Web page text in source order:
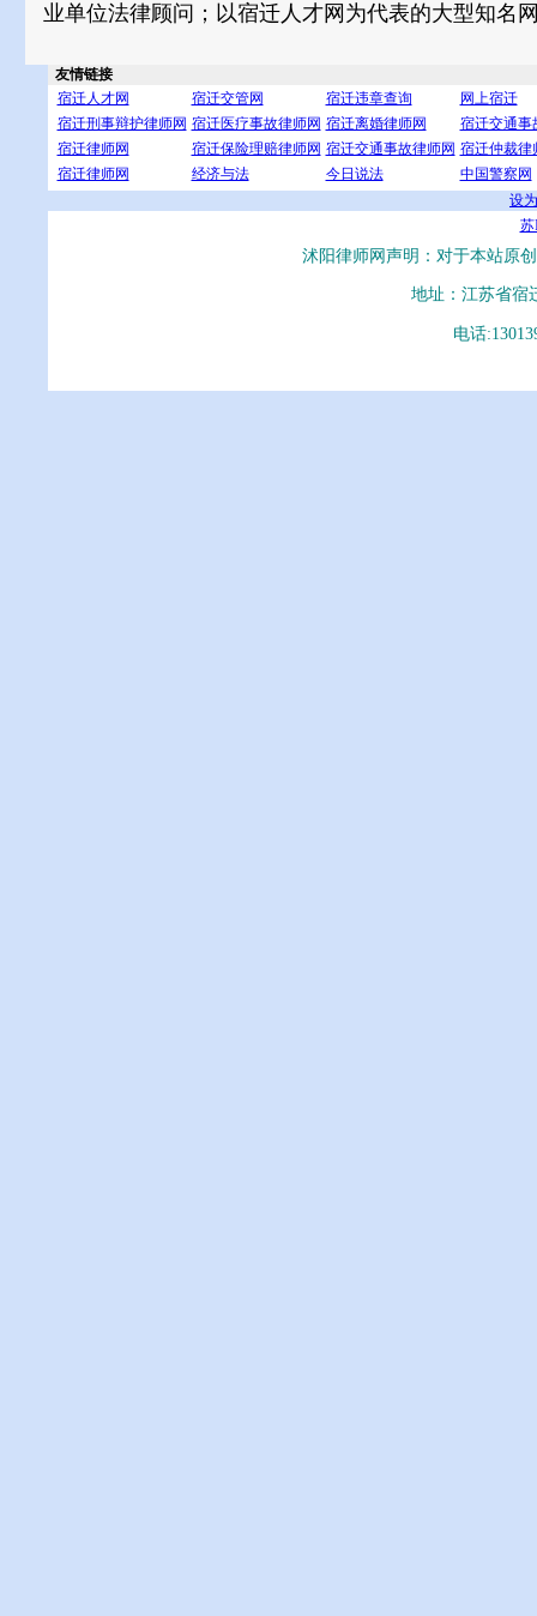
业单位法律顾问；以宿迁人才网为代表的大型知名
友情链接
宿迁人才网
宿迁交管网 宿迁违章查询
网上宿迁
宿迁刑事辩护律师网 宿迁医疗事故律师网 宿迁离婚律师网
宿迁交通事
宿迁律师网
宿迁保险理赔律师网 宿迁交通事故律师网 宿迁仲裁律
宿迁律师网
经济与法 今日说法
中国警察网
设
苏
沭阳律师网声明：对于本站原
地址：江苏省宿
电话